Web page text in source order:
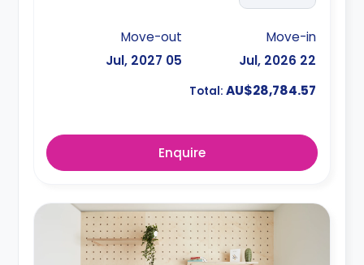
Move-in
22 Jul, 2026
Move-out
05 Jul, 2027
Total: AU$28,784.57
Enquire